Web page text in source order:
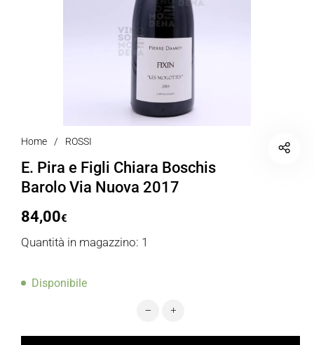
Home / ROSSI
E. Pira e Figli Chiara Boschis
Barolo Via Nuova 2017
84,00€
Quantità in magazzino: 1
Disponibile
E. Pira e Figli Chiara Boschis